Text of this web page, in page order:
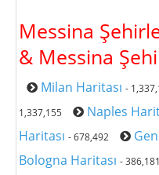
Messina
& Messina
Milan Haritası -
1,337,155
Naples
Haritası - 678,492
Bologna Haritası - 386,181